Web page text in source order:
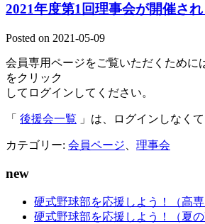
2021年度第1回理事会が開催され
Posted on 2021-05-09
会員専用ページをご覧いただくために
をクリック
してログインしてください。
「 後援会一覧 」は、ログインしなく
カテゴリー: 会員ページ 理事会
new
硬式野球部を応援しよう！（高専
硬式野球部を応援しよう！（夏の